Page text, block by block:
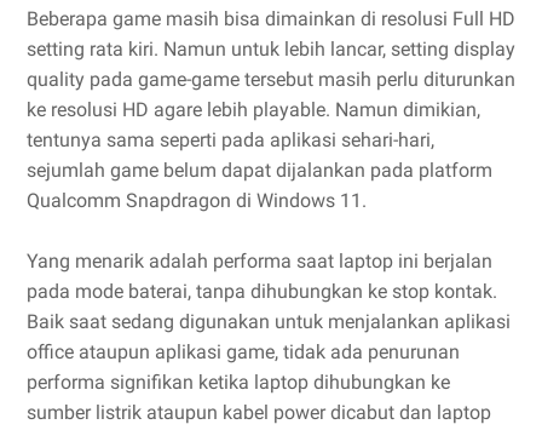
Beberapa game masih bisa dimainkan di resolusi Full HD
setting rata kiri. Namun untuk lebih lancar, setting display
quality pada game-game tersebut masih perlu diturunkan
ke resolusi HD agare lebih playable. Namun dimikian,
tentunya sama seperti pada aplikasi sehari-hari,
sejumlah game belum dapat dijalankan pada platform
Qualcomm Snapdragon di Windows 11.
Yang menarik adalah performa saat laptop ini berjalan
pada mode baterai, tanpa dihubungkan ke stop kontak.
Baik saat sedang digunakan untuk menjalankan aplikasi
office ataupun aplikasi game, tidak ada penurunan
performa signifikan ketika laptop dihubungkan ke
sumber listrik ataupun kabel power dicabut dan laptop